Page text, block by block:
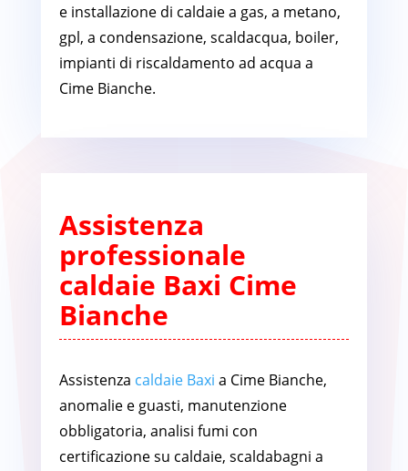
e installazione di caldaie a gas, a metano,
gpl, a condensazione, scaldacqua, boiler,
impianti di riscaldamento ad acqua a
Cime Bianche.
Assistenza
professionale
caldaie Baxi Cime
Bianche
Assistenza caldaie Baxi a Cime Bianche,
anomalie e guasti, manutenzione
obbligatoria, analisi fumi con
certificazione su caldaie, scaldabagni a